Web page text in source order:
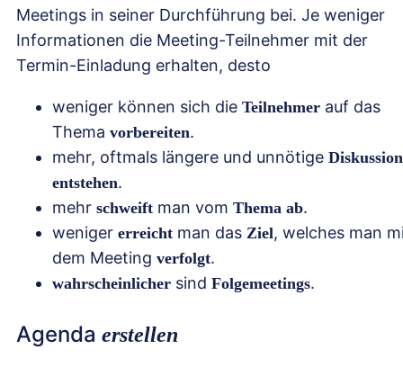
Meetings in seiner Durchführung bei. Je weniger
Informationen die Meeting-Teilnehmer mit der
Termin-Einladung erhalten, desto
weniger können sich die Teilnehmer auf das
Thema vorbereiten.
mehr, oftmals längere und unnötige
entstehen.
mehr schweift man vom Thema ab.
weniger erreicht man das Ziel, welches man
dem Meeting verfolgt.
wahrscheinlicher sind Folgemeetings.
Agenda erstellen